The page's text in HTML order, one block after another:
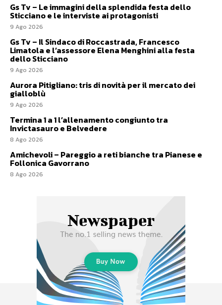
Gs Tv – Le immagini della splendida festa dello
Sticciano e le interviste ai protagonisti
9 Ago 2026
Gs Tv – Il Sindaco di Roccastrada, Francesco
Limatola e l’assessore Elena Menghini alla festa
dello Sticciano
9 Ago 2026
Aurora Pitigliano: tris di novità per il mercato dei
gialloblù
9 Ago 2026
Termina 1 a 1 l’allenamento congiunto tra
Invictasauro e Belvedere
8 Ago 2026
Amichevoli – Pareggio a reti bianche tra Pianese e
Follonica Gavorrano
8 Ago 2026